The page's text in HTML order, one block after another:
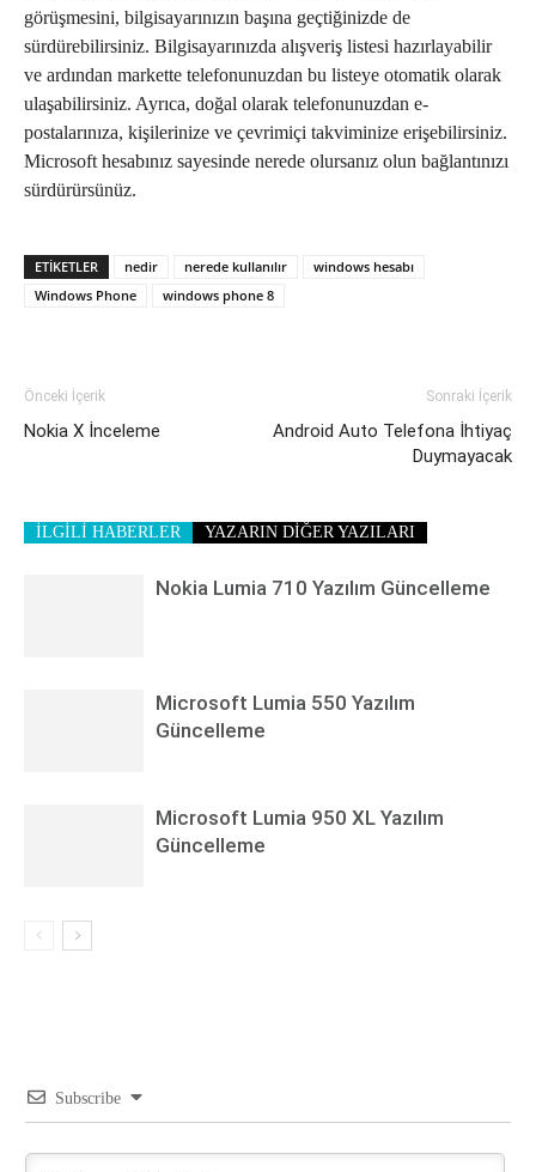
görüşmesini, bilgisayarınızın başına geçtiğinizde de
sürdürebilirsiniz. Bilgisayarınızda alışveriş listesi hazırlayabilir
ve ardından markette telefonunuzdan bu listeye otomatik olarak
ulaşabilirsiniz. Ayrıca, doğal olarak telefonunuzdan e-
postalarınıza, kişilerinize ve çevrimiçi takviminize erişebilirsiniz.
Microsoft hesabınız sayesinde nerede olursanız olun bağlantınızı
sürdürürsünüz.
ETIKETLER nedir nerede kullanılır
windows hesabı
Windows Phone
windows phone 8
Önceki İçerik
Nokia X İnceleme
Sonraki İçerik
Android Auto Telefona İhtiyaç
Duymayacak
İLGİLİ HABERLER YAZARIN DİĞER YAZILARI
Nokia Lumia 710 Yazılım Güncelleme
Microsoft Lumia 550 Yazılım
Güncelleme
Microsoft Lumia 950 XL Yazılım
Güncelleme
Subscribe